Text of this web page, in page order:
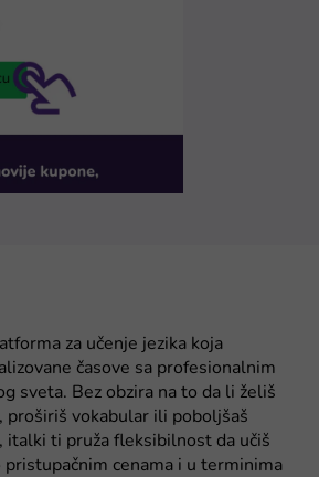
za učenje jezika koja
časove sa profesionalnim
sveta. Bez obzira na to da li želiš
proširiš vokabular ili poboljšaš
italki ti pruža fleksibilnost da učiš
cenama i u terminima